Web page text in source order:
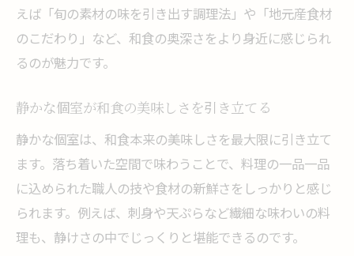
えば「旬の素材の味を引き出す調理法」や「地元産食材
のこだわり」など、和食の奥深さをより身近に感じられ
るのが魅力です。
静かな個室が和食の美味しさを引き立てる
静かな個室は、和食本来の美味しさを最大限に引き立て
ます。落ち着いた空間で味わうことで、料理の一品一品
に込められた職人の技や食材の新鮮さをしっかりと感じ
られます。例えば、刺身や天ぷらなど繊細な味わいの料
理も、静けさの中でじっくりと堪能できるのです。